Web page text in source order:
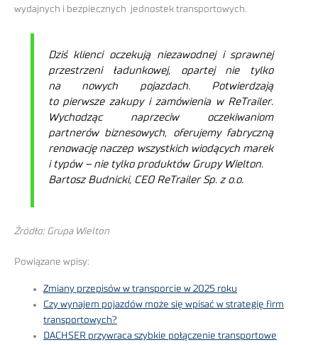
wydajnych i bezpiecznych jednostek transportowych.
Dziś klienci oczekują niezawodnej i sprawnej
przestrzeni ładunkowej, opartej nie tylko
na nowych pojazdach. Potwierdzają
to pierwsze zakupy i zamówienia w ReTrailer.
Wychodząc naprzeciw oczekiwaniom
partnerów biznesowych, oferujemy fabryczną
renowację naczep wszystkich wiodących marek
i typów – nie tylko produktów Grupy Wielton.
Bartosz Budnicki, CEO ReTrailer Sp. z o.o.
Źródło: Grupa Wielton
Powiązane wpisy:
Zmiany przepisów w transporcie w 2025 roku
Czy wynajem pojazdów może się wpisać w strategię firm
transportowych?
DACHSER przywraca szybkie połączenie transportowe